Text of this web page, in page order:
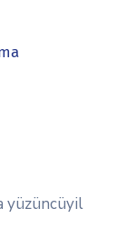
yüzüncüyil